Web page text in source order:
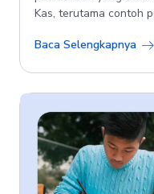
Kas, terutama contoh
Baca Selengkapnya